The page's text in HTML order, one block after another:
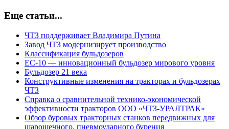
Еще статьи...
ЧТЗ поддерживает Владимира Путина
Завод ЧТЗ модернизирует производство
Классификация бульдозеров
ЕС-10 — инновационный бульдозер мирового уровня
Бульдозер 21 века
Конструктивные изменения на тракторах и бульдозерах
ЧТЗ
Справка о сравнительной технико-экономической
эффективности тракторов ООО «ЧТЗ-УРАЛТРАК»
Обзор буровых тракторных станков передвижных для
шарошечного, пневмоударного бурения